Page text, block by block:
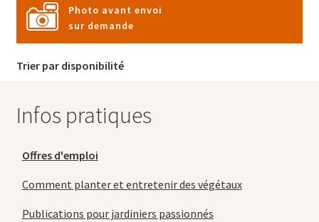
Photo avant envoi
sur demande
Trier par disponibilité
Infos pratiques
Offres d'emploi
Comment planter et entretenir des végétaux
Publications pour jardiniers passionnés